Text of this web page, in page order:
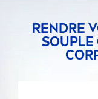
RENDRE
SOUPLE